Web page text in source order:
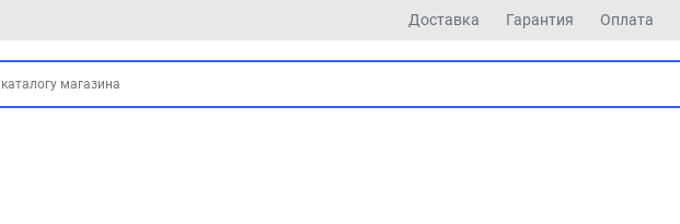
Доставка Гарантия Оплата